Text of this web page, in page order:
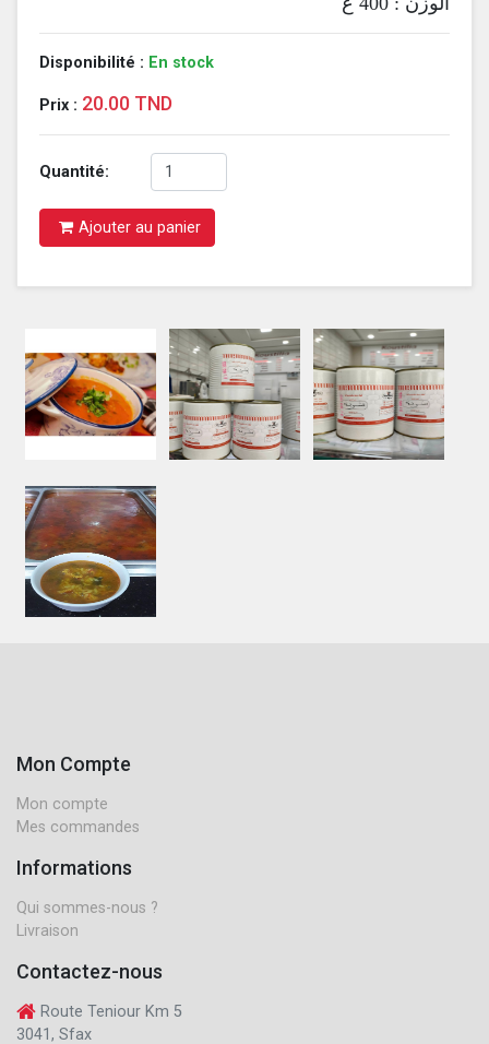
Disponibilité : En stock
Prix : 20.00 TND
Quantité:
Ajouter au panier
Mon Compte
Mon compte
Mes commandes
Informations
Qui sommes-nous ?
Livraison
Contactez-nous
Route Teniour Km 5
3041, Sfax